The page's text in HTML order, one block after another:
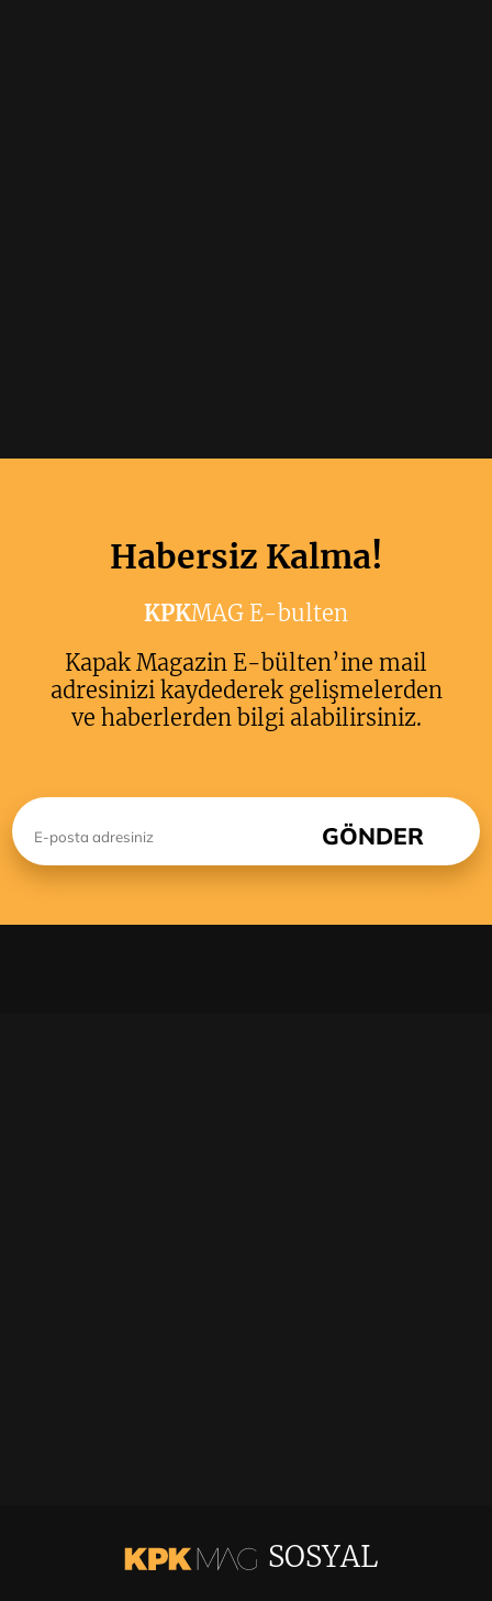
Habersiz Kalma!
KPKMAG E-bulten
Kapak Magazin E-bülten’ine mail
adresinizi kaydederek gelişmelerden
ve haberlerden bilgi alabilirsiniz.
SOSYAL